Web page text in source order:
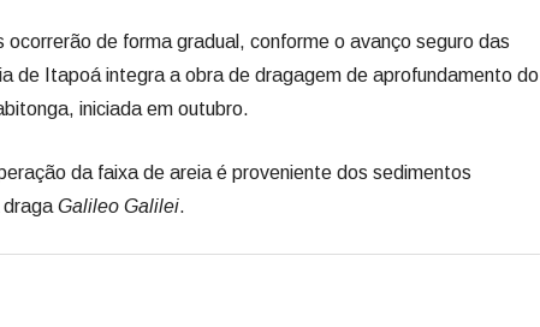
de forma gradual, conforme o avanço seguro das
de Itapoá integra a obra de dragagem de aprofundamento do
iniciada em outubro.
da faixa de areia é proveniente dos sedimentos
draga Galileo Galilei.